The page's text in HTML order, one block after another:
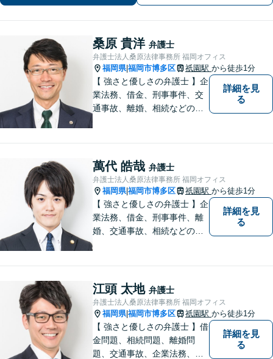
桑原 貴洋 弁護士
弁護士法人桑原法律事務所 福岡オフィス
福岡県|福岡市博多区 祇園駅 から徒歩1分
【 強さと優しさの弁護士 】企
業法務、借金、刑事事件、交
通事故、離婚、相続などのご
なリーガルサービスを提供い
たします。
詳細を見
る
萬代 皓哉 弁護士
弁護士法人桑原法律事務所 福岡オフィス
福岡県|福岡市博多区 祇園駅 から徒歩1分
【 強さと優しさの弁護士 】企
業法務、借金、刑事事件、離
婚、交通事故、相続などのご
なリーガルサービスを提供い
たします。
詳細を見
る
江頭 太地 弁護士
弁護士法人桑原法律事務所 福岡オフィス
福岡県|福岡市博多区 祇園駅 から徒歩1分
【 強さと優しさの弁護士 】借
金問題、相続問題、離婚問
題、交通事故、企業法務、刑
詳細を見
る